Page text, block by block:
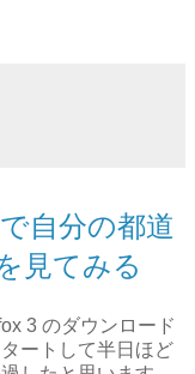
自分の都道
見てみる
3 のダウンロード
ートして半日ほど